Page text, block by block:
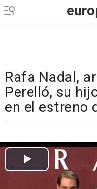
Rafa Nadal,
Perelló, su
en el estreno